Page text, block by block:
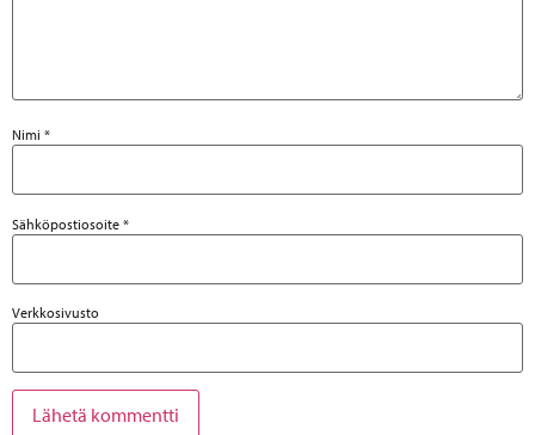
Nimi *
Sähköpostiosoite *
Verkkosivusto